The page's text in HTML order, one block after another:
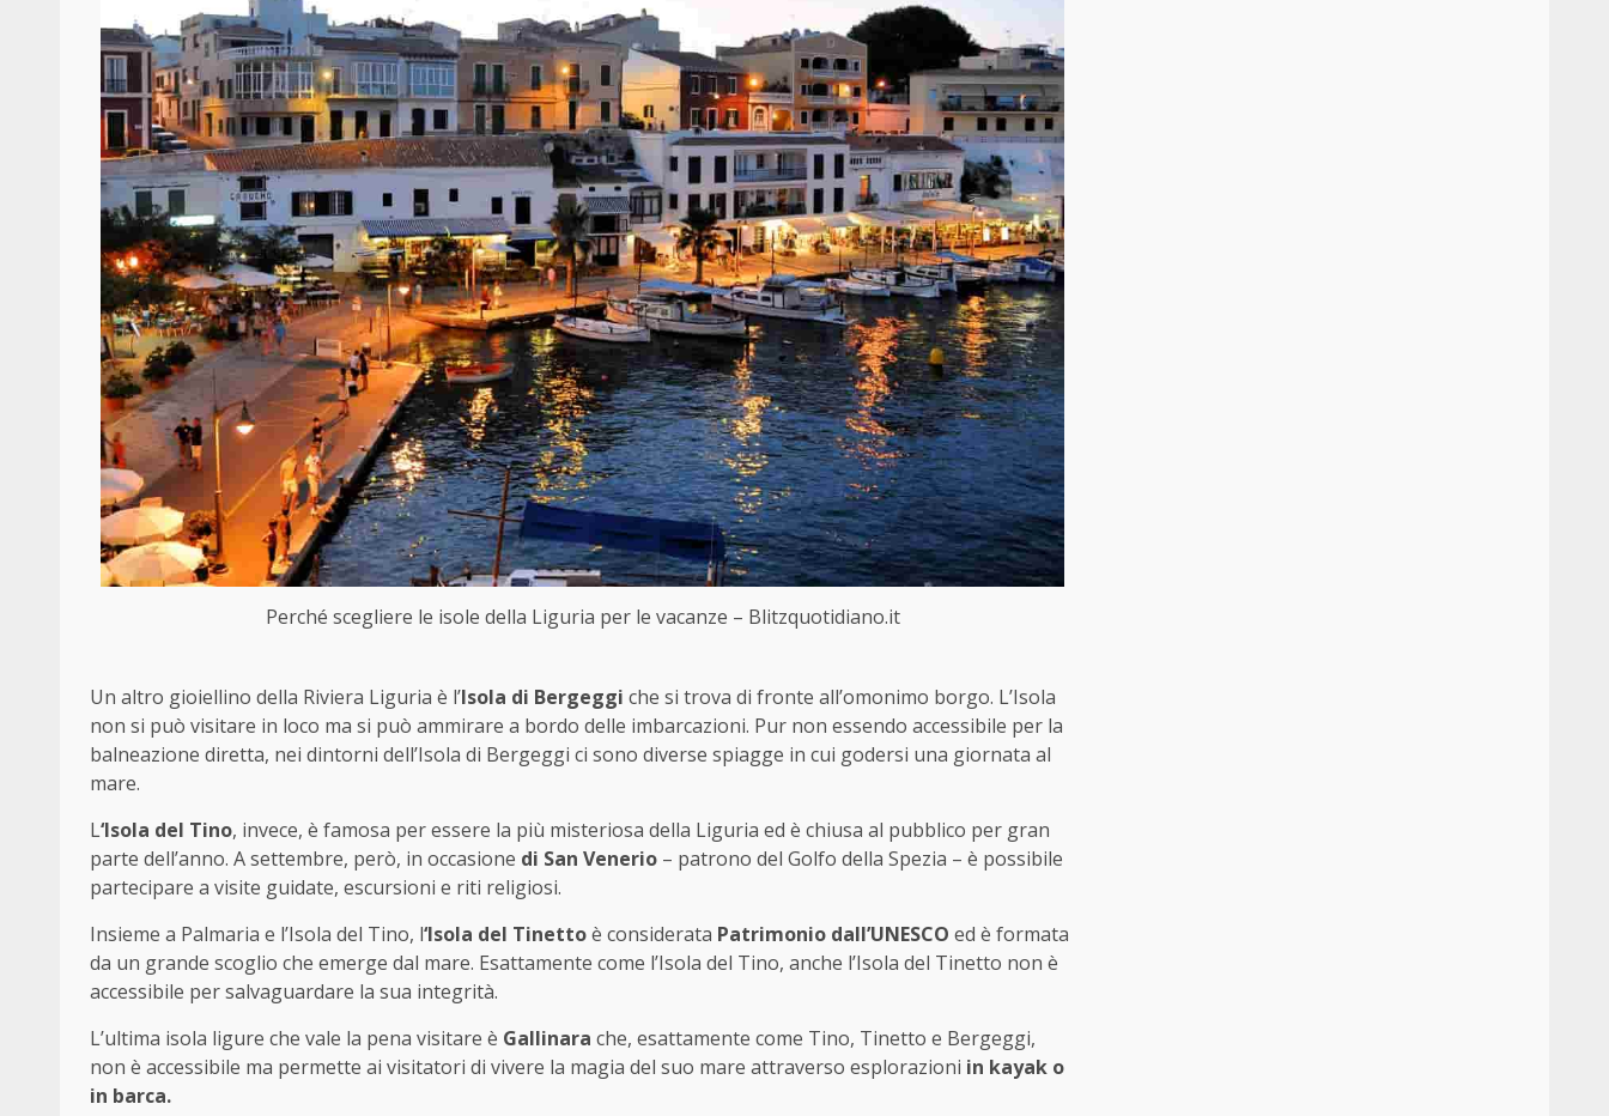
Perché scegliere le isole della Liguria per le vacanze – Blitzquotidiano.it
Un altro gioiellino della Riviera Liguria è l’Isola di Bergeggi che si trova di fronte all’omonimo borgo. L’Isola
non si può visitare in loco ma si può ammirare a bordo delle imbarcazioni. Pur non essendo accessibile per la
balneazione diretta, nei dintorni dell’Isola di Bergeggi ci sono diverse spiagge in cui godersi una giornata al
mare.
L‘Isola del Tino, invece, è famosa per essere la più misteriosa della Liguria ed è chiusa al pubblico per gran
parte dell’anno. A settembre, però, in occasione di San Venerio – patrono del Golfo della Spezia – è possibile
partecipare a visite guidate, escursioni e riti religiosi.
Insieme a Palmaria e l’Isola del Tino, l‘Isola del Tinettoè considerata Patrimonio dall’UNESCO ed è formata
da un grande scoglio che emerge dal mare. Esattamente come l’Isola del Tino, anche l’Isola del Tinetto non è
accessibile per salvaguardare la sua integrità.
L’ultima isola ligure che vale la pena visitare è Gallinara che, esattamente come Tino, Tinetto e Bergeggi,
non è accessibile ma permette ai visitatori di vivere la magia del suo mare attraverso esplorazioni in kayak o
in barca.